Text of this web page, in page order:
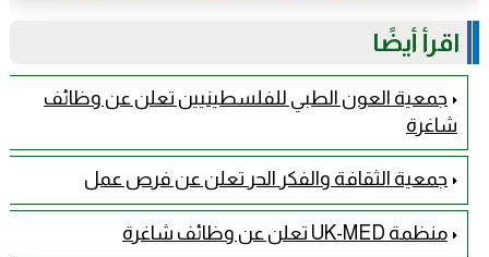
اقرأ أيضًا
جمعية العون الطبي للفلسطينيين تعلن عن وظائف
شاغرة
جمعية الثقافة والفكر الحر تعلن عن فرص عمل
منظمة UK-MED تعلن عن وظائف شاغرة